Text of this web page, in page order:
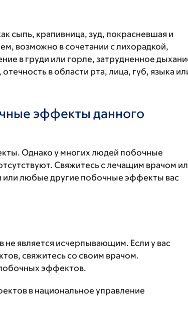
сыпь, крапивница, зуд, покрасневшая и
возможно в сочетании с лихорадкой,
в груди или горле, затрудненное
в области рта, лица, губ, языка
эффекты данного
Однако у многих людей побочные
Свяжитесь с лечащим врачом
или любые другие побочные эффекты вас
является исчерпывающим. Если у вас
свяжитесь со своим врачом.
эффектов.
в национальное управление